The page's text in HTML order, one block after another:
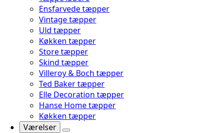
Ensfarvede tæpper
Vintage tæpper
Uld tæpper
Køkken tæpper
Store tæpper
Skind tæpper
Villeroy & Boch tæpper
Ted Baker tæpper
Elle Decoration tæpper
Hanse Home tæpper
Køkken tæpper
Værelser